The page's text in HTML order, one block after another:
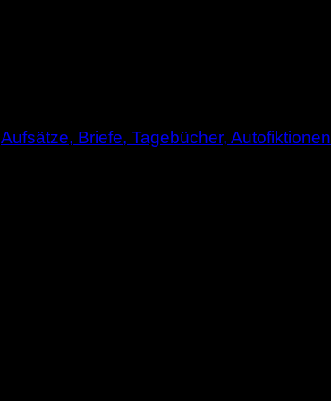
Aufsätze, Briefe, Tagebücher, Autofiktionen